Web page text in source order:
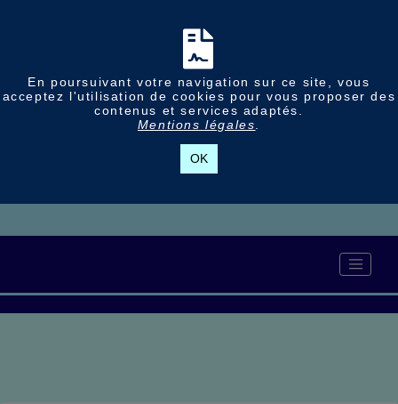
En poursuivant votre navigation sur ce site, vous
acceptez l'utilisation de cookies pour vous proposer des
contenus et services adaptés.
Mentions légales
OK